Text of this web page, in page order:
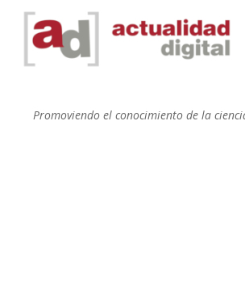
Promoviendo el conocimiento de la